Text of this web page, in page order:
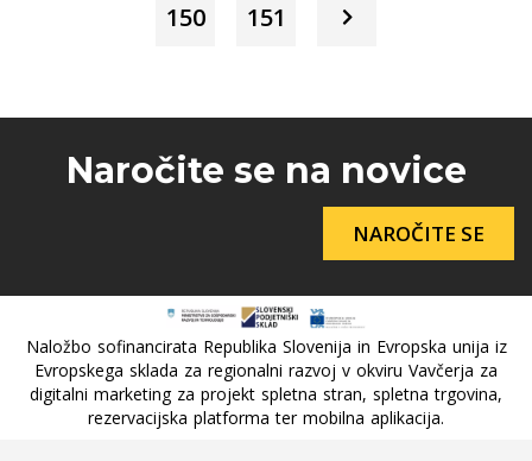
150
151
Naročite se na novice
NAROČITE SE
Naložbo sofinancirata Republika Slovenija in Evropska unija iz
Evropskega sklada za regionalni razvoj v okviru Vavčerja za
digitalni marketing za projekt spletna stran, spletna trgovina,
rezervacijska platforma ter mobilna aplikacija.